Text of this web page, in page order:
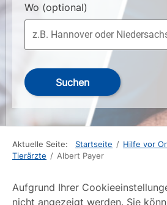
Wo (optional)
Suchen
Aktuelle Seite: Startseite / Hilfe vor
Tierärzte / Albert Payer
Aufgrund Ihrer
nicht angezeigt werden. Sie